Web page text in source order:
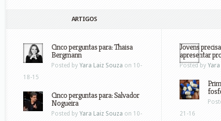
ARTIGOS
Cinco perguntas para: Thaisa
Bergmann
Posted by Yara Laiz Souza on 10-
18-15
Cinco perguntas para: Salvador
Nogueira
Posted by Yara Laiz Souza on 10-
Jovens
apresentar
Posted by
21-16